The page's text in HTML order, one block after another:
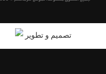
تصميم و تطوير